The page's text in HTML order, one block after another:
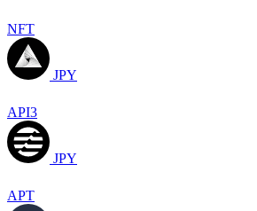
NFT
JPY
API3
JPY
APT